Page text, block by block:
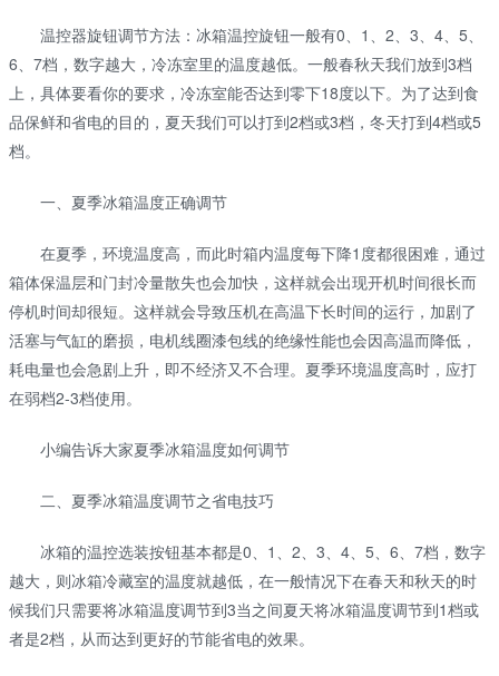
温控器旋钮调节方法：冰箱温控旋钮一般有0、1、2、3、4、5、
6、7档，数字越大，冷冻室里的温度越低。一般春秋天我们放到3档
上，具体要看你的要求，冷冻室能否达到零下18度以下。为了达到食
品保鲜和省电的目的，夏天我们可以打到2档或3档，冬天打到4档或5
档。
一、夏季冰箱温度正确调节
在夏季，环境温度高，而此时箱内温度每下降1度都很困难，通过
箱体保温层和门封冷量散失也会加快，这样就会出现开机时间很长而
停机时间却很短。这样就会导致压机在高温下长时间的运行，加剧了
活塞与气缸的磨损，电机线圈漆包线的绝缘性能也会因高温而降低，
耗电量也会急剧上升，即不经济又不合理。夏季环境温度高时，应打
在弱档2-3档使用。
小编告诉大家夏季冰箱温度如何调节
二、夏季冰箱温度调节之省电技巧
冰箱的温控选装按钮基本都是0、1、2、3、4、5、6、7档，数字
越大，则冰箱冷藏室的温度就越低，在一般情况下在春天和秋天的时
候我们只需要将冰箱温度调节到3当之间夏天将冰箱温度调节到1档或
者是2档，从而达到更好的节能省电的效果。